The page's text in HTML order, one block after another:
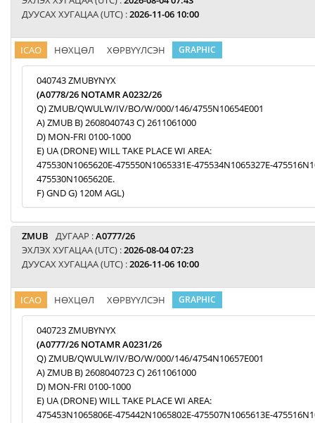
ДУУСАХ ХУГАЦАА (UTC) :2026-11-06 10:00
ICAO НӨХЦӨЛ ХӨРВҮҮЛСЭН GRAPHIC
040743 ZMUBYNYX
(A0778/26 NOTAMR A0232/26
Q) ZMUB/QWULW/IV/BO/W/000/146/4755N10654E001
A) ZMUB B) 2608040743 C) 2611061000
D) MON-FRI 0100-1000
E) UA (DRONE) WILL TAKE PLACE WI AREA:
475530N1065620E-475550N1065331E-475534N1065327E-
475530N1065620E.
F) GND G) 120M AGL)
ZMUB ДУГААР :A0777/26
ЭХЛЭХ ХУГАЦАА (UTC) :2026-08-04 07:23
ДУУСАХ ХУГАЦАА (UTC) :2026-11-06 10:00
ICAO НӨХЦӨЛ ХӨРВҮҮЛСЭН GRAPHIC
040723 ZMUBYNYX
(A0777/26 NOTAMR A0231/26
Q) ZMUB/QWULW/IV/BO/W/000/146/4754N10657E001
A) ZMUB B) 2608040723 C) 2611061000
D) MON-FRI 0100-1000
E) UA (DRONE) WILL TAKE PLACE WI AREA:
475453N1065806E-475442N1065802E-475507N1065613E-